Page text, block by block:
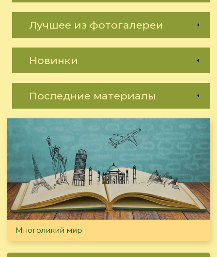
Лучшее из фотогалереи
Новинки
Последние материалы
Многоликий мир